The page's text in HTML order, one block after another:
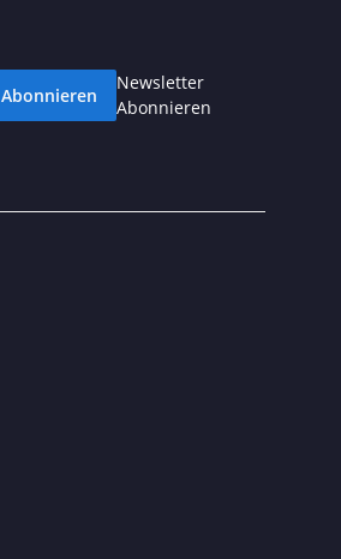
Abonnieren
Newsletter
Abonnieren